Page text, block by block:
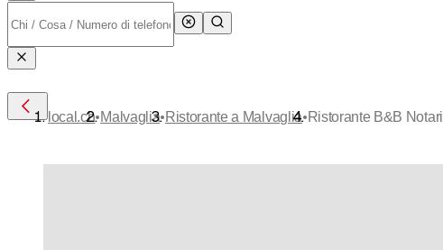
local.ch•Malvaglia•Ristorante a Malvaglia•Ristorante B&B Notari